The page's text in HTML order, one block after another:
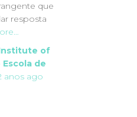
que
resposta
of
de
anos ago